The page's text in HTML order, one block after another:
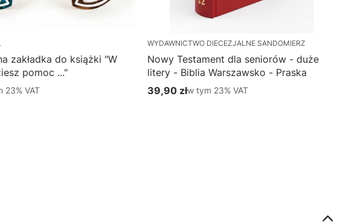
zakładka do książki "W
pomoc ..."
%s VAT
23% VAT
WYDAWNICTWO DIECEZJALNE SANDOMIERZ
Nowy Testament dla seniorów - duże
litery - Biblia Warszawsko - Praska
Cena brutto
39,90 złw tym %s VAT
w tym 23% VAT